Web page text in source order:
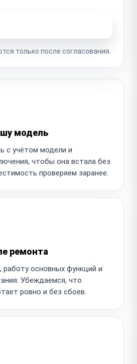
только после согласования.
модель
с учётом модели и
чтобы она встала без
проверяем заранее.
ремонта
работу основных функций и
Убеждаемся, что
ровно и без сбоев.